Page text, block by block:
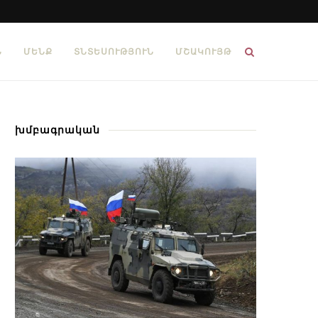
ՄԵՆՔ ՏՆՏԵՍՈՒԹՅՈՒՆ ՄՇԱԿՈՒՅԹ
խմբագրական